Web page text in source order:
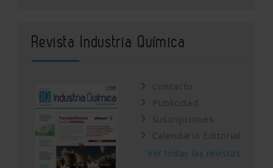
Revista Industria Química
Contacto
Publicidad
Suscripciones
Calendario Editorial
Ver todas las revistas